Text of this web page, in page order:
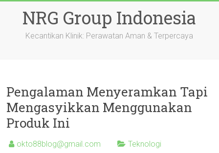
contentNRG Group Indonesia
Kecantikan Klinik: Perawatan Aman & Terpercaya
Pengalaman Menyeramkan Tapi
Mengasyikkan Menggunakan
Produk Ini
okto88blog@gmail.com Teknologi